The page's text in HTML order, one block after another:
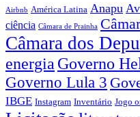
Airbnb América Latina Anapu
ciência Câmara de Prainha
Câmara dos
energia Governo
Governo Lula 3
IBGE Instagram Inventário Jogo